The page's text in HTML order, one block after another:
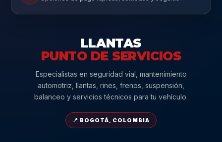
LLANTAS
PUNTO DE SERVICIOS
Especialistas en seguridad vial, mantenimiento
automotriz, llantas, rines, frenos, suspensión,
balanceo y servicios técnicos para tu vehículo.
📍 BOGOTÁ, COLOMBIA